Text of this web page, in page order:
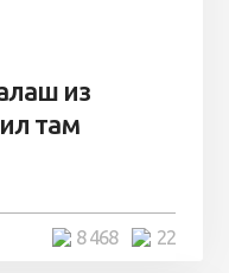
из
там
22
8 468